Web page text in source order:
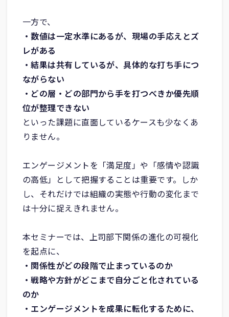
一方で、
・数値は一定水準にあるが、現場の手応えとズ
レがある
・結果は共有しているが、具体的な打ち手につ
ながらない
・どの層・どの部門から手を打つべきか優先順
位が整理できない
といった課題に直面しているケースも少なくあ
りません。
エンゲージメントを「満足度」や「感情や認識
の高低」として把握することは重要です。しか
し、それだけでは組織の実態や行動の変化まで
は十分に捉えきれません。
本セミナーでは、上司部下関係の進化の可視化
を起点に、
・関係性がどの段階で止まっているのか
・戦略や方針がどこまで自分ごと化されている
のか
・エンゲージメントを成果に転化するために、